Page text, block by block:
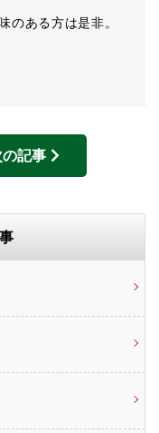
のある方は是非。
の記事